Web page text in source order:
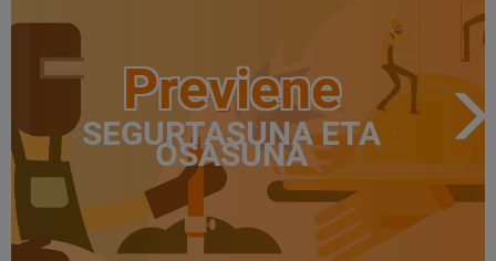
Previene
SEGURTASUNA ETA
OSASUNA